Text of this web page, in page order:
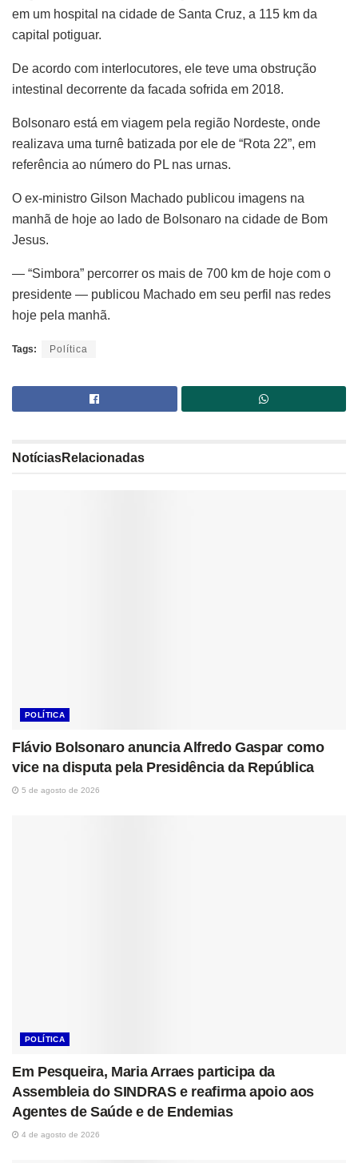
em um hospital na cidade de Santa Cruz, a 115 km da
capital potiguar.
De acordo com interlocutores, ele teve uma obstrução
intestinal decorrente da facada sofrida em 2018.
Bolsonaro está em viagem pela região Nordeste, onde
realizava uma turnê batizada por ele de “Rota 22”, em
referência ao número do PL nas urnas.
O ex-ministro Gilson Machado publicou imagens na
manhã de hoje ao lado de Bolsonaro na cidade de Bom
Jesus.
— “Simbora” percorrer os mais de 700 km de hoje com o
presidente — publicou Machado em seu perfil nas redes
hoje pela manhã.
Tags: Política
NotíciasRelacionadas
POLÍTICA
Flávio Bolsonaro anuncia Alfredo Gaspar como
vice na disputa pela Presidência da República
5 de agosto de 2026
POLÍTICA
Em Pesqueira, Maria Arraes participa da
Assembleia do SINDRAS e reafirma apoio aos
Agentes de Saúde e de Endemias
4 de agosto de 2026